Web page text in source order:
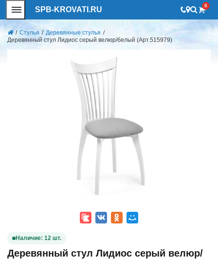
SPB-KROVATI.RU 0
/ Стулья / Деревянные стулья /
Деревянный стул Лидиос серый велюр/белый (Арт.515979)
Наличие: 12 шт.
Деревянный стул Лидиос серый велюр/